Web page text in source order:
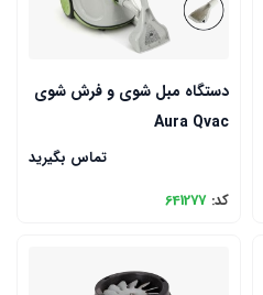
دستگاه مبل شوی و فرش شوی
Aura Qvac
تماس بگیرید
کد: 641277